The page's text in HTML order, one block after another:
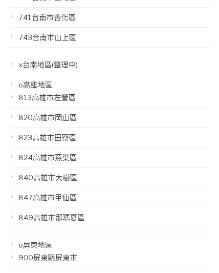
741台南市善化區
743台南市山上區
x台南地區(整理中)
o高雄地區
813高雄市左營區
820高雄市岡山區
823高雄市田寮區
824高雄市燕巢區
840高雄市大樹區
847高雄市甲仙區
849高雄市那瑪夏區
o屏東地區
900屏東縣屏東市